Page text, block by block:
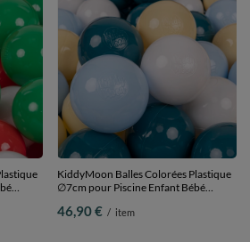
KiddyMoon Balles Colorées Plastique
∅7cm pour Piscine Enfant Bébé
pastel/jaune pastel/blanc, 300
46,90 € / item